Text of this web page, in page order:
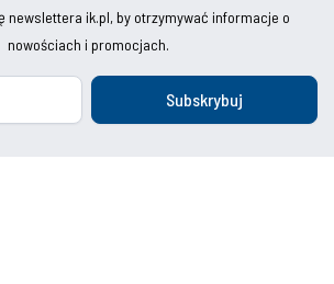
newslettera ik.pl, by otrzymywać informacje o
nowościach i promocjach.
Subskrybuj